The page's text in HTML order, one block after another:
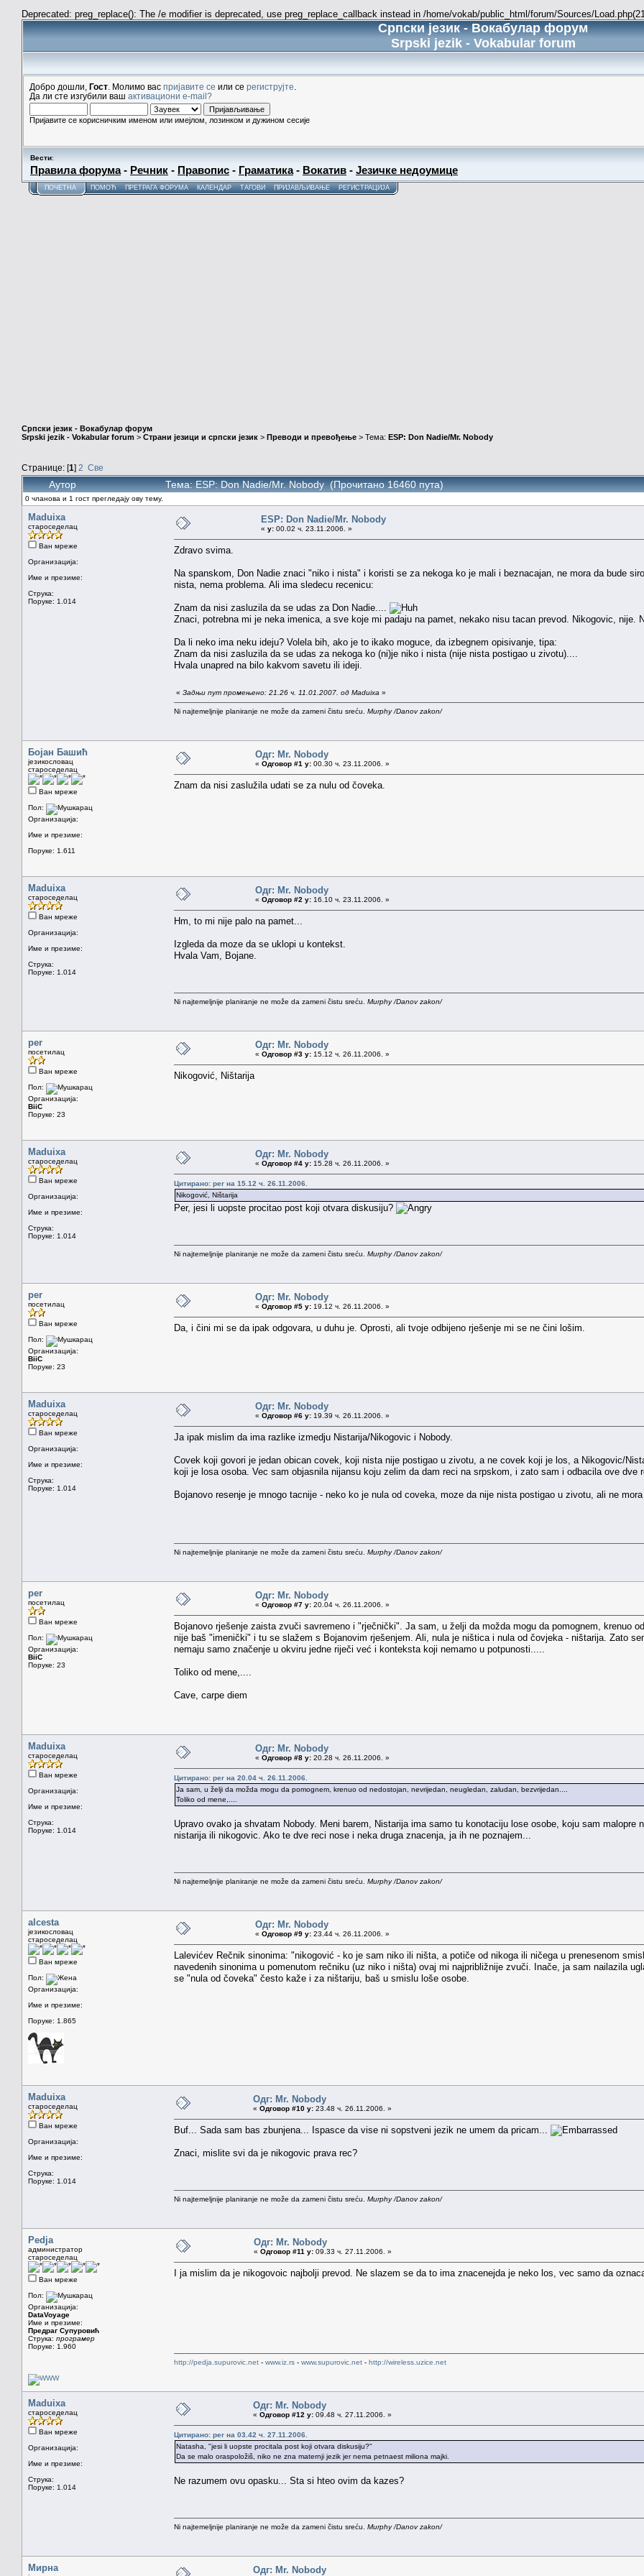
Deprecated: preg_replace(): The /e modifier is deprecated, use preg_replace_callback instead in /home/vokab/public_html/forum/Sources/
Српски језик - Вокабулар форум
Srpski jezik - Vokabular forum
Добро дошли, Гост . Молимо вас пријавите се или се региструјте
Да ли сте изгубили ваш активациони e-mail?
Пријавите се корисничким именом или имејлом, лозинком и дужином сесије
Вести:
Правила форума- Речник - Правопис - Граматика- Вокатив - Језичке недоумице
ПОЧЕТНА ПОМОЋ ПРЕТРАГА ФОРУМА КАЛЕНДАР ТАГОВИ ПРИЈАВЉИВАЊЕ РЕГИСТРАЦИЈА
Српски језик - Вокабулар форум
Srpski jezik - Vokabular forum > Страни језици и српски језик > Преводи и превођење > Тема: ESP: Don Nadie/Mr. Nobody
Странице: [1] 2 Све
Аутор Тема: ESP: Don Nadie/Mr. Nobody (Прочитано 16460 пута)
0 чланова и 1 гост прегледају ову тему.
Maduixa
староседелац
Ван мреже
Организација:
Име и презиме:
Струка:
Поруке: 1.014
ESP: Don Nadie/Mr. Nobody
« у: 00.02 ч. 23.11.2006. »
Zdravo svima.
Na spanskom, Don Nadie znaci "niko i nista" i koristi se za nekoga ko je mali i beznacajan, ne mora da bude
nista, nema problema. Ali ima sledecu recenicu:
Znam da nisi zasluzila da se udas za Don Nadie....
Znaci, potrebna mi je neka imenica, a sve koje mi padaju na pamet, nekako nisu tacan prevod. Nikogovic, nije.
Da li neko ima neku ideju? Volela bih, ako je to ikako moguce, da izbegnem opisivanje, tipa:
Znam da nisi zasluzila da se udas za nekoga ko (ni)je niko i nista (nije nista postigao u zivotu)....
Hvala unapred na bilo kakvom savetu ili ideji.
« Задњи пут промењено: 21.26 ч. 11.01.2007. од Maduixa »
Ni najtemeljnije planiranje ne može da zameni čistu sreću. Murphy /Danov zakon/
Бојан Башић
језикословац
староседелац
Ван мреже
Пол:
Организација:
Име и презиме:
Поруке: 1.611
Одг: Mr. Nobody
« Одговор #1 у: 00.30 ч. 23.11.2006. »
Znam da nisi zaslužila udati se za nulu od čoveka.
Maduixa
староседелац
Ван мреже
Организација:
Име и презиме:
Струка:
Поруке: 1.014
Одг: Mr. Nobody
« Одговор #2 у: 16.10 ч. 23.11.2006. »
Hm, to mi nije palo na pamet...
Izgleda da moze da se uklopi u kontekst.
Hvala Vam, Bojane.
Ni najtemeljnije planiranje ne može da zameni čistu sreću. Murphy /Danov zakon/
per
посетилац
Ван мреже
Пол:
Организација:
BiiC
Поруке: 23
Одг: Mr. Nobody
« Одговор #3 у: 15.12 ч. 26.11.2006. »
Nikogović, Ništarija
Maduixa
староседелац
Ван мреже
Организација:
Име и презиме:
Струка:
Поруке: 1.014
Одг: Mr. Nobody
« Одговор #4 у: 15.28 ч. 26.11.2006. »
Цитирано: per на 15.12 ч. 26.11.2006.
Nikogović, Ništarija
Per, jesi li uopste procitao post koji otvara diskusiju?
Ni najtemeljnije planiranje ne može da zameni čistu sreću. Murphy /Danov zakon/
per
посетилац
Ван мреже
Пол:
Организација:
BiiC
Поруке: 23
Одг: Mr. Nobody
« Одговор #5 у: 19.12 ч. 26.11.2006. »
Da, i čini mi se da ipak odgovara, u duhu je. Oprosti, ali tvoje odbijeno rješenje mi se ne čini lošim.
Maduixa
староседелац
Ван мреже
Организација:
Име и презиме:
Струка:
Поруке: 1.014
Одг: Mr. Nobody
« Одговор #6 у: 19.39 ч. 26.11.2006. »
Ja ipak mislim da ima razlike izmedju Nistarija/Nikogovic i Nobody.
Covek koji govori je jedan obican covek, koji nista nije postigao u zivotu, a ne covek koji je los, a Nikogovic/
koji je losa osoba. Vec sam objasnila nijansu koju zelim da dam reci na srpskom, i zato sam i odbacila ove dve
Bojanovo resenje je mnogo tacnije - neko ko je nula od coveka, moze da nije nista postigao u zivotu, ali ne
Ni najtemeljnije planiranje ne može da zameni čistu sreću. Murphy /Danov zakon/
per
посетилац
Ван мреже
Пол:
Организација:
BiiC
Поруке: 23
Одг: Mr. Nobody
« Одговор #7 у: 20.04 ч. 26.11.2006. »
Bojanovo rješenje zaista zvuči savremeno i "rječnički". Ja sam, u želji da možda mogu da pomognem, krenuo
nije baš "imenički" i tu se slažem s Bojanovim rješenjem. Ali, nula je ništica i nula od čovjeka - ništarija. Zato
nemaju samo značenje u okviru jedne riječi već i konteksta koji nemamo u potpunosti.....
Toliko od mene,....
Cave, carpe diem
Maduixa
староседелац
Ван мреже
Организација:
Име и презиме:
Струка:
Поруке: 1.014
Одг: Mr. Nobody
« Одговор #8 у: 20.28 ч. 26.11.2006. »
Цитирано: per на 20.04 ч. 26.11.2006.
Ja sam, u želji da možda mogu da pomognem, krenuo od nedostojan, nevrijedan, neugledan, zaludan, bezvrijedan....
Toliko od mene,....
Upravo ovako ja shvatam Nobody. Meni barem, Nistarija ima samo tu konotaciju lose osobe, koju sam
nistarija ili nikogovic. Ako te dve reci nose i neka druga znacenja, ja ih ne poznajem...
Ni najtemeljnije planiranje ne može da zameni čistu sreću. Murphy /Danov zakon/
alcesta
језикословац
староседелац
Ван мреже
Пол:
Организација:
Име и презиме:
Поруке: 1.865
Одг: Mr. Nobody
« Одговор #9 у: 23.44 ч. 26.11.2006. »
Lalevićev Rečnik sinonima: "nikogović - ko je sam niko ili ništa, a potiče od nikoga ili ničega u prenesenom
navedenih sinonima u pomenutom rečniku (uz niko i ništa) ovaj mi najpribližnije zvuči. Inače, ja sam nailazila
se "nula od čoveka" često kaže i za ništariju, baš u smislu loše osobe.
Maduixa
староседелац
Ван мреже
Организација:
Име и презиме:
Струка:
Поруке: 1.014
Одг: Mr. Nobody
« Одговор #10 у: 23.48 ч. 26.11.2006. »
Buf... Sada sam bas zbunjena... Ispasce da vise ni sopstveni jezik ne umem da pricam...
Znaci, mislite svi da je nikogovic prava rec?
Ni najtemeljnije planiranje ne može da zameni čistu sreću. Murphy /Danov zakon/
Pedja
администратор
староседелац
Ван мреже
Пол:
Организација:
DataVoyage
Име и презиме:
Предраг Супуровић
Струка: програмер
Поруке: 1.960
Одг: Mr. Nobody
« Одговор #11 у: 09.33 ч. 27.11.2006. »
I ja mislim da je nikogovoic najbolji prevod. Ne slazem se da to ima znacenejda je neko los, vec samo da
http://pedja.supurovic.net - www.iz.rs - www.supurovic.net - http://wireless.uzice.net
Maduixa
староседелац
Ван мреже
Организација:
Име и презиме:
Струка:
Поруке: 1.014
Одг: Mr. Nobody
« Одговор #12 у: 09.48 ч. 27.11.2006. »
Цитирано: per на 03.42 ч. 27.11.2006.
Natasha, "jesi li uopste procitala post koji otvara diskusiju?"
Da se malo oraspoložiš, niko ne zna maternji jezik jer nema petnaest miliona majki.
Ne razumem ovu opasku... Sta si hteo ovim da kazes?
Ni najtemeljnije planiranje ne može da zameni čistu sreću. Murphy /Danov zakon/
Мирна Одг: Mr. Nobody